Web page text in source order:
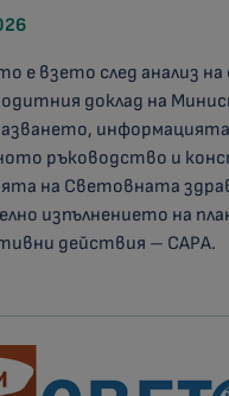
е взето след анализ
доклад на
ръководство и
на Световната
изпълнението на
действия – CAPA.